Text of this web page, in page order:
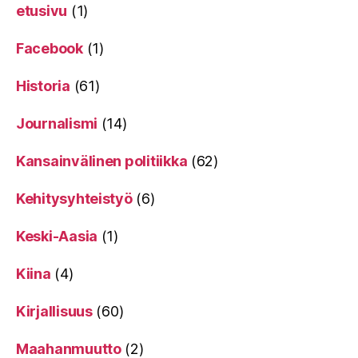
etusivu (1)
Facebook(1)
Historia (61)
Journalismi (14)
Kansainvälinen politiikka (62)
Kehitysyhteistyö(6)
Keski-Aasia (1)
Kiina (4)
Kirjallisuus(60)
Maahanmuutto(2)